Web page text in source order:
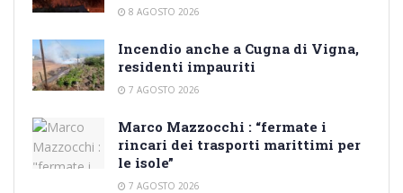
8 AGOSTO 2026
Incendio anche a Cugna di Vigna,
residenti impauriti
7 AGOSTO 2026
Marco Mazzocchi : “fermate i
rincari dei trasporti marittimi per
le isole”
7 AGOSTO 2026